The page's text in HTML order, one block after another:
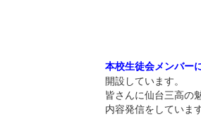
本校生徒会メンバー
開設しています。
皆さんに仙台三高の
内容発信をしています